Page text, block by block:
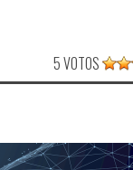
5 VOTOS